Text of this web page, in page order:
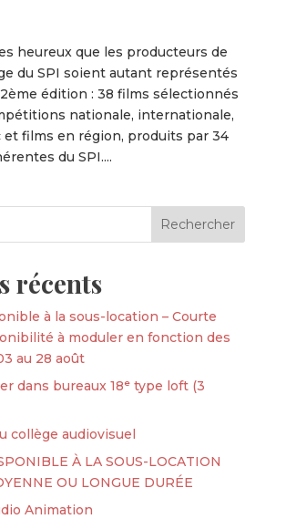
heureux que les producteurs de
du SPI soient autant représentés
édition : 38 films sélectionnés
nationale, internationale,
et films en région, produits par 34
du SPI....
récents
à la sous-location – Courte
à moduler en fonction des
au 28 août
dans bureaux 18ᵉ type loft (3
collège audiovisuel
À LA SOUS-LOCATION
OU LONGUE DURÉE
Animation